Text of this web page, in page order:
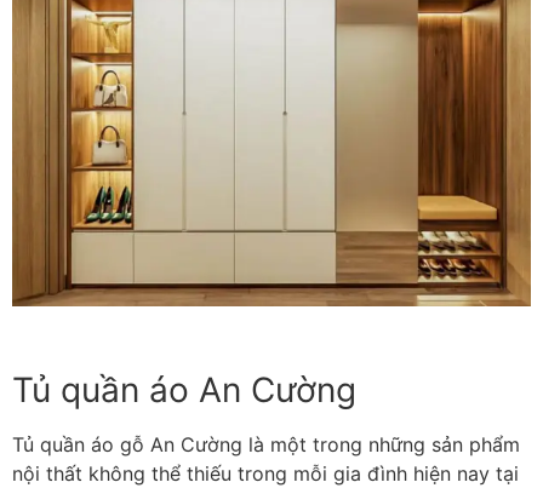
Tủ quần áo An Cường
Tủ quần áo gỗ An Cường là một trong những sản phẩm
nội thất không thể thiếu trong mỗi gia đình hiện nay tại